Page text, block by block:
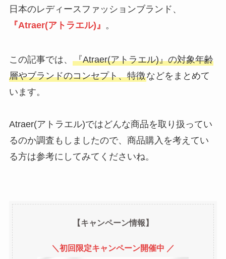
日本のレディースファッションブランド、
『Atraer(アトラエル)』 。
この記事では、 『Atraer(アトラエル)』の対象年齢
層やブランドのコンセプト、特徴などをまとめて
います。
Atraer(アトラエル)ではどんな商品を取り扱ってい
るのか調査もしましたので、商品購入を考えてい
る方は参考にしてみてくださいね。
【キャンペーン情報】
＼初回限定キャンペーン開催中 ／